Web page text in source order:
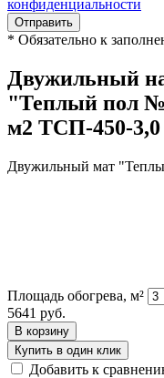
конфиденциальности
Отправить
* Обязательно к
Двужильный
"Теплый пол
м2 ТСП-450-3,0
Двужильный мат
Площадь обогрева, м²
5641 руб.
В корзину
Купить в один клик
Добавить к